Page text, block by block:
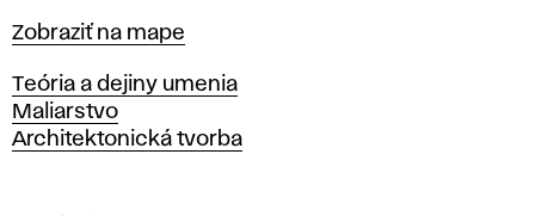
i
l
a
v
Mapa
Zobraziť na mape
Katedry
Teória a dejiny umenia
Maliarstvo
Architektonická tvorba